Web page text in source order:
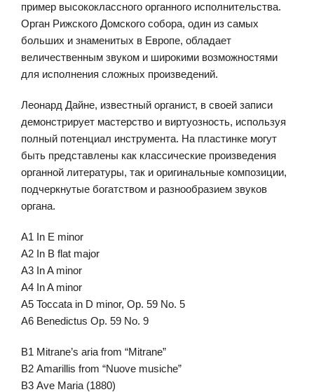
пример высококлассного органного исполнительства.
Орган Рижского Домского собора, один из самых
больших и знаменитых в Европе, обладает
величественным звуком и широкими возможностями
для исполнения сложных произведений.
Леонард Дайне, известный органист, в своей записи
демонстрирует мастерство и виртуозность, используя
полный потенциал инструмента. На пластинке могут
быть представлены как классические произведения
органной литературы, так и оригинальные композиции,
подчеркнутые богатством и разнообразием звуков
органа.
А1 In E minor
А2 In B flat major
А3 In A minor
А4 In A minor
А5 Toccata in D minor, Op. 59 No. 5
А6 Benedictus Op. 59 No. 9
В1 Mitrane’s aria from “Mitrane”
В2 Amarillis from “Nuove musiche”
В3 Ave Maria (1880)